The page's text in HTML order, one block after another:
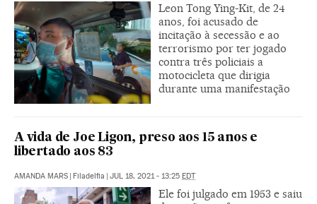
Leon Tong Ying-Kit, de 24
anos, foi acusado de
incitação à secessão e ao
terrorismo por ter jogado
contra três policiais a
motocicleta que dirigia
durante uma manifestação
A vida de Joe Ligon, preso aos 15 anos e
libertado aos 83
AMANDA MARS | Filadelfia | JUL 18, 2021 - 13:25 EDT
Ele foi julgado em 1953 e saiu